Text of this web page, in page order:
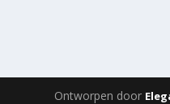
Ontworpen door